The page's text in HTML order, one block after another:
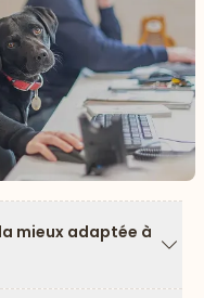
mieux adaptée à